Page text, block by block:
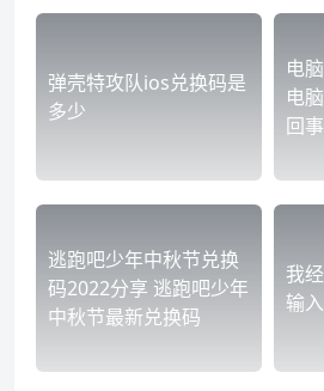
弹壳特攻队ios兑换码是
多少
电
电
回事
逃跑吧少年中秋节兑换
码2022分享 逃跑吧少年
中秋节最新兑换码
我
输入